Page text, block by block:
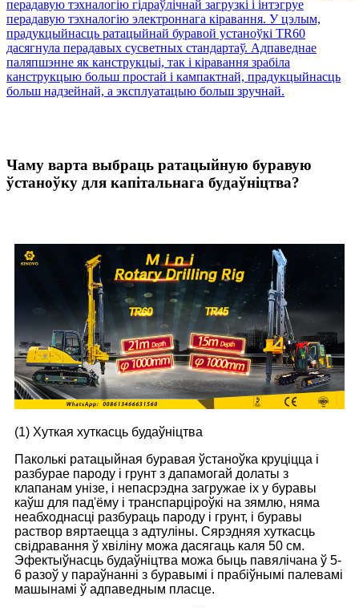
Чаму варта выбраць ратацыйную буравую
ўстаноўку для капітальнага будаўніцтва?
(1) Хуткая хуткасць будаўніцтва
Паколькі ратацыйная буравая ўстаноўка круціцца і
разбурае пароду і грунт з дапамогай долаты з
клапанам унізе, і непасрэдна загружае іх у буравы
каўш для пад'ёму і транспарціроўкі на зямлю, няма
неабходнасці разбураць пароду і грунт, і буравы
раствор вяртаецца з адтуліны. Сярэдняя хуткасць
свідравання ў хвіліну можа дасягаць каля 50 см.
Эфектыўнасць будаўніцтва можа быць павялічана ў 5-
6 разоў у параўнанні з буравымі і прабіўнымі палевамі
машынамі ў адпаведным пласце.